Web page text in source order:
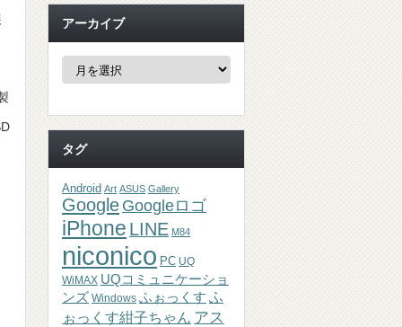
アーカイブ
ア
ブ
タグ
Android Art ASUS Gallery
Google Googleロゴ
iPhone LINE M84
niconico PC UQ
WiMAX UQコミュニケーショ
ンズ Windows ふぉっくす ふ
ぉっくす紺子ちゃん アス